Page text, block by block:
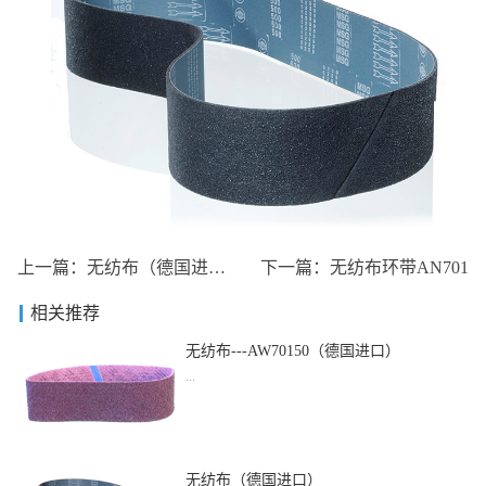
上一篇： 无纺布（德国进口） 下一篇： 无纺布环带AN701
相关推荐
无纺布---AW70150（德国进口）
...
无纺布（德国进口）